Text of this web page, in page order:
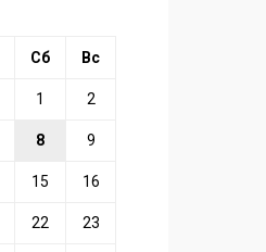
Сб Вс
1 2
8 9
15 16
22 23